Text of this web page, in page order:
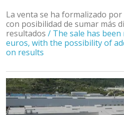
La venta se ha formalizado
con posibilidad de sumar más
resultados / The sale has
euros, with the possibility of
on results